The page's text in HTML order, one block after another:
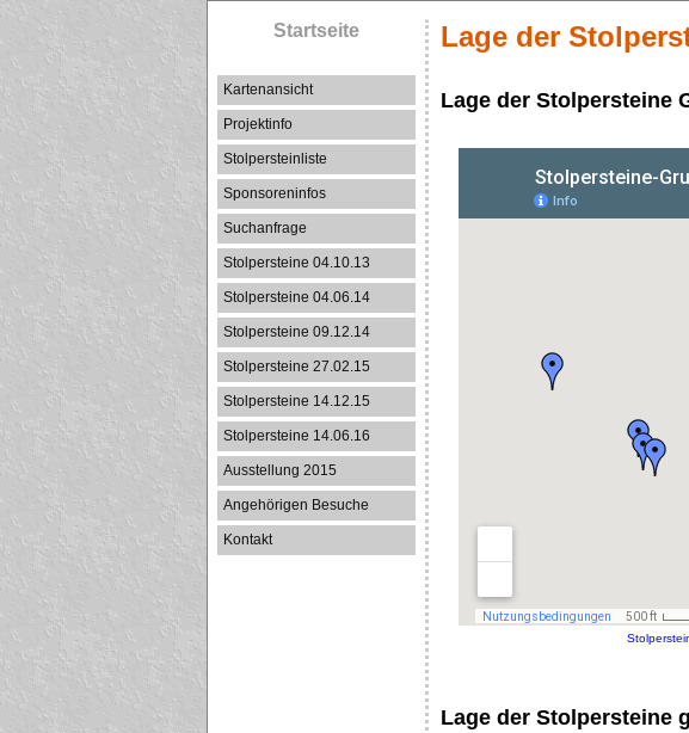
Startseite
Kartenansicht
Projektinfo
Stolpersteinliste
Sponsoreninfos
Suchanfrage
Stolpersteine 04.10.13
Stolpersteine 04.06.14
Stolpersteine 09.12.14
Stolpersteine 27.02.15
Stolpersteine 14.12.15
Stolpersteine 14.06.16
Ausstellung 2015
Angehörigen Besuche
Kontakt
Lage der
Lage der Stolpersteine
Lage der Stolpersteine